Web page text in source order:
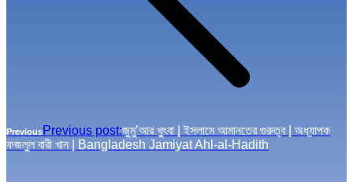
PreviousPrevious post:জুমু’আর খুৎবা | ইসলামে আমানতের গুরুত্ব | অধ্যাপক
ফজলুল বারী খান | Bangladesh Jamiyat Ahl-al-Hadith